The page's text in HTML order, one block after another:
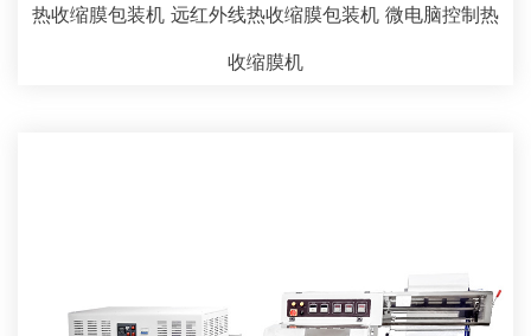
热收缩膜包装机 远红外线热收缩膜包装机 微电脑控制热
收缩膜机